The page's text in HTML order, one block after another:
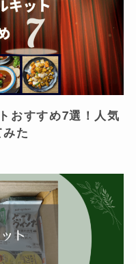
おすすめ7選！人気
た